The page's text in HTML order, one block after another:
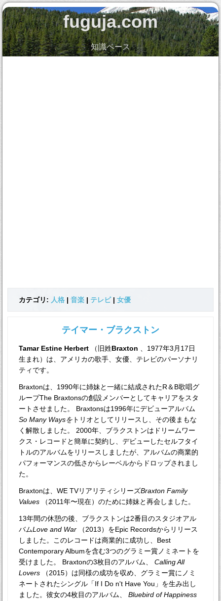
fuguja.com
知識ベース
カテゴリ: 人格 |音楽 | テレビ|女優
テイマー・ブラクストン
Tamar Estine Herbert （旧姓Braxton 、1977年3月17日
生まれ）は、アメリカの歌手、女優、テレビのパーソナリ
ティです。
Braxtonは、1990年に姉妹と一緒に結成されたR＆B歌唱グ
ループThe Braxtonsの創設メンバーとしてキャリアをスタ
ートさせました。 Braxtonsは1996年にデビューアルバム
So Many Waysを トリオとしてリリースし、その後まもな
く解散しました。 2000年、ブラクストンはドリームワー
クス・レコードと簡単に契約し、デビューしたセルフタイ
トルのアルバムをリリースしましたが、アルバムの商業的
パフォーマンスの低さからレーベルからドロップされまし
た。
Braxtonは、WE TVリアリティシリーズBraxton Family
Values （2011年〜現在）のために姉妹と再会しました。
13年間の休憩の後、ブラクストンは2番目のスタジオアル
バムLove and War （2013）をEpic Recordsからリリース
しました。このレコードは商業的に成功し、Best
Contemporary Albumを含む3つのグラミー賞ノミネートを
受けました。 Braxtonの3枚目のアルバム、Calling All
Lovers （2015）は同様の成功を収め、グラミー賞にノミ
ネートされたシングル「If I Do n't Have You」を生み出し
ました。彼女の4枚目のアルバム、Bluebird of Happiness